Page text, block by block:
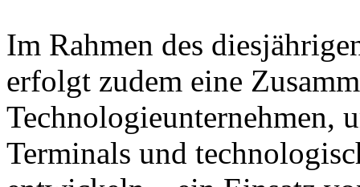
Im Rahmen des
erfolgt zudem eine
Technologieunternehmen,
Terminals und